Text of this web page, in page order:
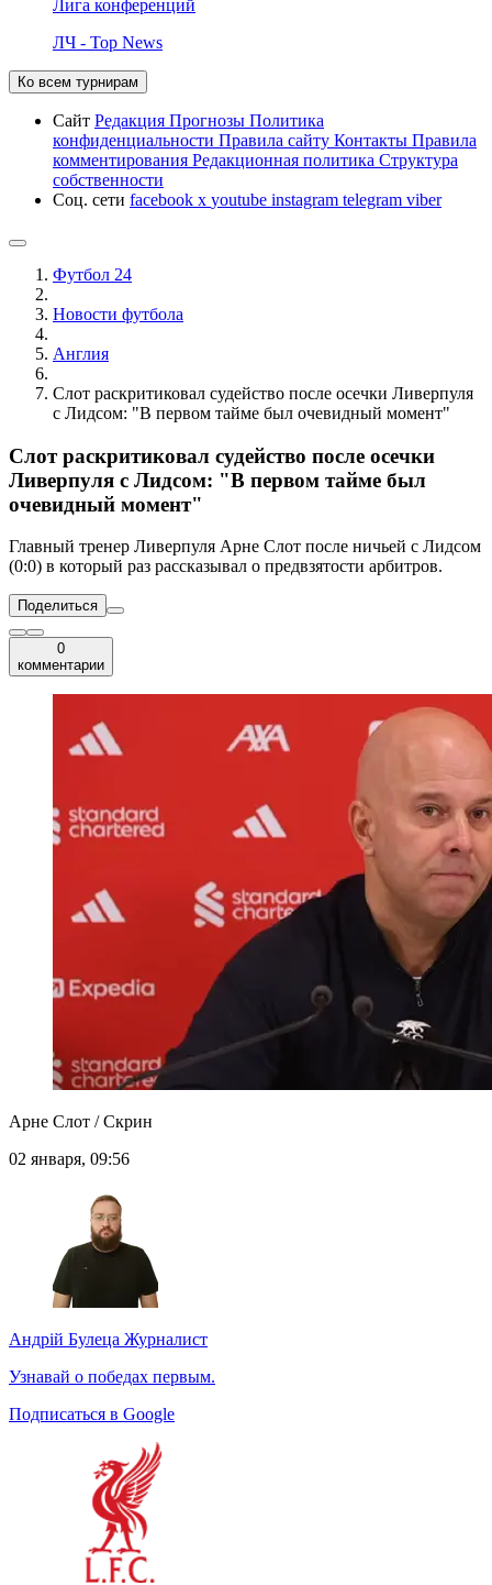
Лига конференций
ЛЧ - Top News
Ко всем турнирам
Сайт Редакция Прогнозы Политика
конфиденциальности Правила сайту Контакты Правила
комментирования Редакционная политика Структура
собственности
Соц. сети facebook x youtube instagram telegram viber
Футбол 24
Новости футбола
Англия
Слот раскритиковал судейство после осечки Ливерпуля
с Лидсом: "В первом тайме был очевидный момент"
Слот раскритиковал судейство после осечки
Ливерпуля с Лидсом: "В первом тайме был
очевидный момент"
Главный тренер Ливерпуля Арне Слот после ничьей с Лидсом
(0:0) в который раз рассказывал о предвзятости арбитров.
Поделиться
0
комментарии
Арне Слот / Скрин
02 января, 09:56
Андрій Булеца Журналист
Узнавай о победах первым.
Подписаться в Google